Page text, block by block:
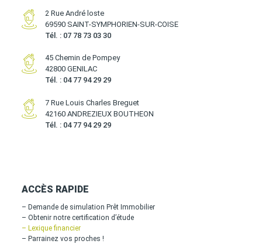
2 Rue André loste
69590 SAINT-SYMPHORIEN-SUR-COISE
Tél. : 07 78 73 03 30
45 Chemin de Pompey
42800 GENILAC
Tél. : 04 77 94 29 29
7 Rue Louis Charles Breguet
42160 ANDREZIEUX BOUTHEON
Tél. : 04 77 94 29 29
ACCÈS RAPIDE
– Demande de simulation Prêt Immobilier
– Obtenir notre certification d’étude
– Lexique financier
– Parrainez vos proches !